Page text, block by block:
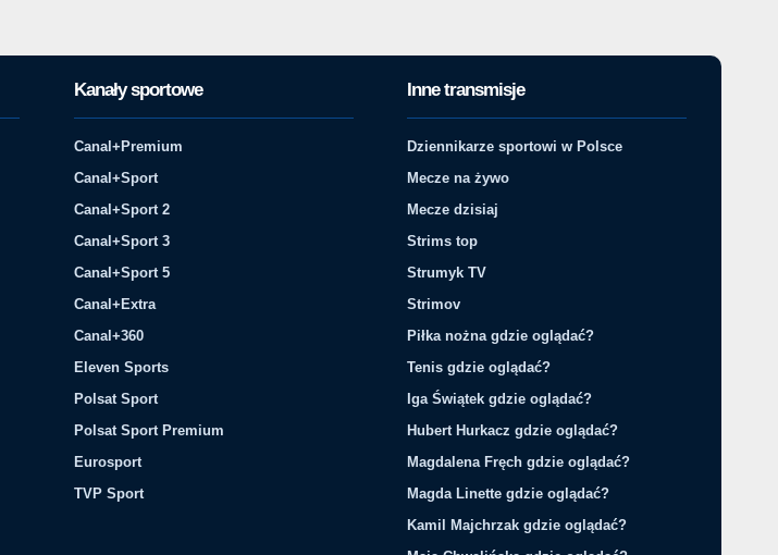
Kanały sportowe
Canal+Premium
Canal+Sport
Canal+Sport 2
Canal+Sport 3
Canal+Sport 5
Canal+Extra
Canal+360
Eleven Sports
Polsat Sport
Polsat Sport Premium
Eurosport
TVP Sport
Inne transmisje
Dziennikarze sportowi w Polsce
Mecze na żywo
Mecze dzisiaj
Strims top
Strumyk TV
Strimov
Piłka nożna gdzie oglądać?
Tenis gdzie oglądać?
Iga Świątek gdzie oglądać?
Hubert Hurkacz gdzie oglądać?
Magdalena Fręch gdzie oglądać?
Magda Linette gdzie oglądać?
Kamil Majchrzak gdzie oglądać?